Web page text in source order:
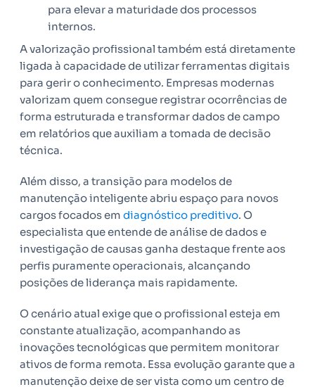
para elevar a maturidade dos processos
internos.
A valorização profissional também está diretamente
ligada à capacidade de utilizar ferramentas digitais
para gerir o conhecimento. Empresas modernas
valorizam quem consegue registrar ocorrências de
forma estruturada e transformar dados de campo
em relatórios que auxiliam a tomada de decisão
técnica.
Além disso, a transição para modelos de
manutenção inteligente abriu espaço para novos
cargos focados em diagnóstico preditivo. O
especialista que entende de análise de dados e
investigação de causas ganha destaque frente aos
perfis puramente operacionais, alcançando
posições de liderança mais rapidamente.
O cenário atual exige que o profissional esteja em
constante atualização, acompanhando as
inovações tecnológicas que permitem monitorar
ativos de forma remota. Essa evolução garante que a
manutenção deixe de ser vista como um centro de